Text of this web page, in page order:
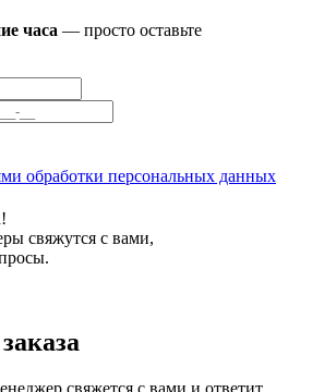
часа — просто оставьте
обработки персональных данных
свяжутся с вами,
свяжется с вами и ответит